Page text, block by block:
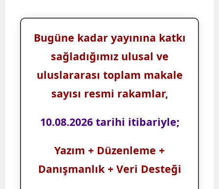
Bugüne kadar yayınına katkı
sağladığımız ulusal ve
uluslararası toplam makale
sayısı resmi rakamlar,
10.08.2026 tarihi itibariyle;
Yazım + Düzenleme +
Danışmanlık + Veri Desteği